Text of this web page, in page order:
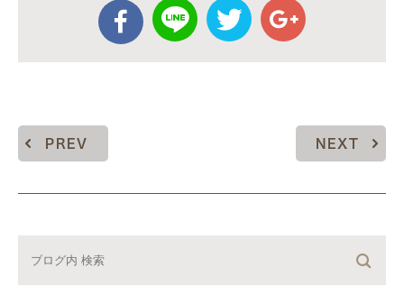
PREV NEXT